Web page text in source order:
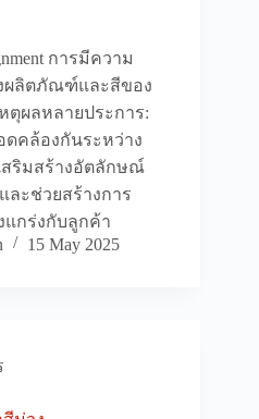
การมีความ
ผลิตภัณฑ์และสีของ
ผลหลายประการ:
ดคล้องกันระหว่าง
ริมสร้างอัตลักษณ์
ละช่วยสร้างการ
กร่งกับลูกค้า
15 May 2025